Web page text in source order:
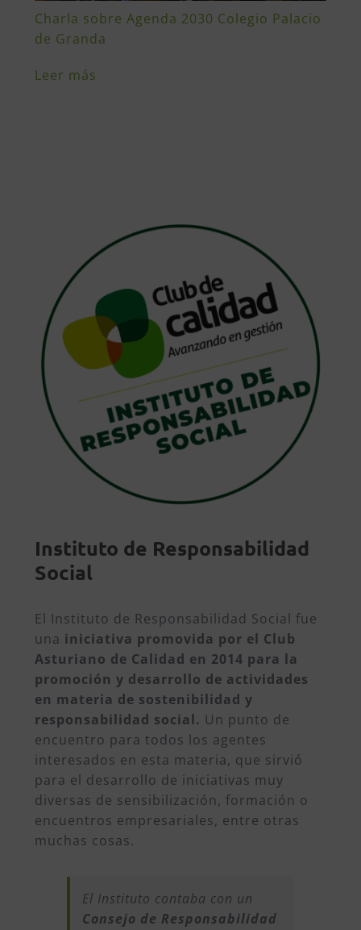
Charla sobre Agenda 2030 Colegio Palacio
de Granda
Leer más
Instituto de Responsabilidad
Social
El Instituto de Responsabilidad Social fue
una iniciativa promovida por el Club
Asturiano de Calidad en 2014 para la
promoción y desarrollo de actividades
en materia de sostenibilidad y
responsabilidad social. Un punto de
encuentro para todos los agentes
interesados en esta materia, que sirvió
para el desarrollo de iniciativas muy
diversas de sensibilización, formación o
encuentros empresariales, entre otras
muchas cosas.
El Instituto contaba con un
Consejo de Responsabilidad